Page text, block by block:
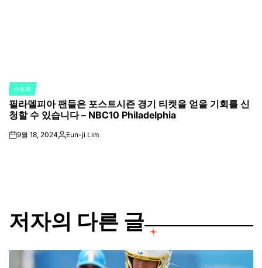
POSTED
IN
스포츠
필라델피아 팬들은 포스트시즌 경기 티켓을 얻을 기회를 신
청할 수 있습니다 – NBC10 Philadelphia
on9월 18, 2024Posted
Eun-ji Lim
저자의 다른 글